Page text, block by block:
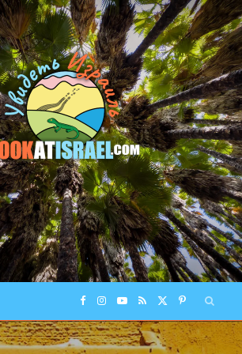
F
a
I
n
Y
o
R
S (
P
i